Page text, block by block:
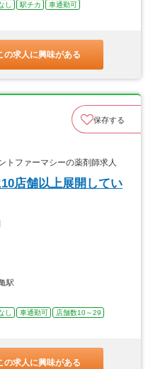
し 駅チカ
車通勤可
の求人に興味がある
保存する
ファーマシーの薬剤師求人
店舗以上展開してい
駅
し 車通勤可
店舗数10～29
の求人に興味がある